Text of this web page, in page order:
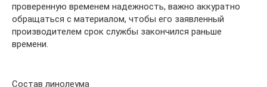
проверенную временем надежность, важно аккуратно
обращаться с материалом, чтобы его заявленный
производителем срок службы закончился раньше
времени.
Состав линолеума